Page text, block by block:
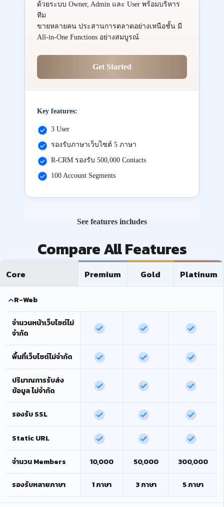
ด้วยระบบ Owner, Admin และ User พร้อมบริหาร
ทีม
ขายหลายคน ประสานการตลาดอย่างเหนือชั้น มี
All-in-One Functions อย่างสมบูรณ์
Get Started
Key features:
3 User
รองรับภาษาเว็บไซต์ 5 ภาษา
R-CRM รองรับ 500,000 Contacts
100 Account Segments
See features includes
Compare All Features
Core Premium Gold Platinum
R-Web
จำนวนหน้าเว็บไซต์ไม่
จำกัด
พื้นที่เว็บไซต์ไม่จำกัด
ปริมาณการรับส่ง
ข้อมูล ไม่จำกัด
รองรับ SSL
Static URL
จำนวน Members 10,000 50,000 300,000
รองรับหลายภาษา 1 ภาษา 3 ภาษา 5 ภาษา